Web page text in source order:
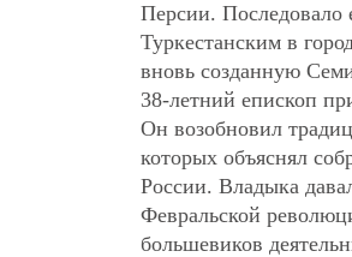
Персии. Последовало
Туркестанским в
вновь созданную
38-летний епископ
Он возобновил
которых объяснял
России. Владыка
Февральской
большевиков